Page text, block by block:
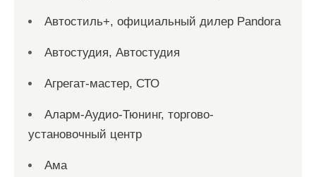
Автостиль+, официальный дилер Pandora
Автостудия, Автостудия
Агрегат-мастер, СТО
Аларм-Аудио-Тюнинг, торгово-
установочный центр
Ама